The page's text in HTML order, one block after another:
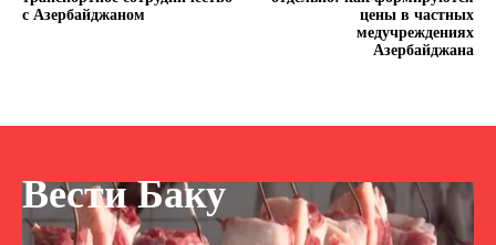
с Азербайджаном
цены в частных
медучреждениях
Азербайджана
Вести Баку